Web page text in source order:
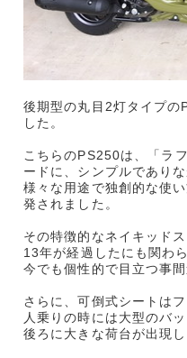
後期型の丸目2灯タイプの
した。
こちらのPS250は、「ラ
ードに、シンプルであり
様々な用途で独創的な使
発されました。
その特徴的なネイキッド
13年が経過したにも関わら
今でも個性的で目立つ事間
さらに、可倒式シートは
人乗りの時には大型のバ
後ろに大きな荷台が出現し